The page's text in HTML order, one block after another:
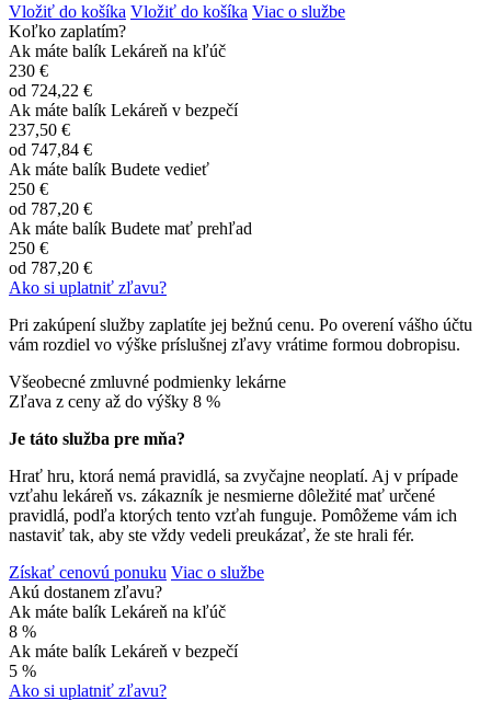
Vložiť do košíka Vložiť do košíka Viac o službe
Koľko zaplatím?
Ak máte balík Lekáreň na kľúč
230 €
od 724,22 €
Ak máte balík Lekáreň v bezpečí
237,50 €
od 747,84 €
Ak máte balík Budete vedieť
250 €
od 787,20 €
Ak máte balík Budete mať prehľad
250 €
od 787,20 €
Ako si uplatniť zľavu?
Pri zakúpení služby zaplatíte jej bežnú cenu. Po overení vášho účtu
vám rozdiel vo výške príslušnej zľavy vrátime formou dobropisu.
Všeobecné zmluvné podmienky lekárne
Zľava z ceny až do výšky 8 %
Je táto služba pre mňa?
Hrať hru, ktorá nemá pravidlá, sa zvyčajne neoplatí. Aj v prípade
vzťahu lekáreň vs. zákazník je nesmierne dôležité mať určené
pravidlá, podľa ktorých tento vzťah funguje. Pomôžeme vám ich
nastaviť tak, aby ste vždy vedeli preukázať, že ste hrali fér.
Získať cenovú ponuku Viac o službe
Akú dostanem zľavu?
Ak máte balík Lekáreň na kľúč
8 %
Ak máte balík Lekáreň v bezpečí
5 %
Ako si uplatniť zľavu?